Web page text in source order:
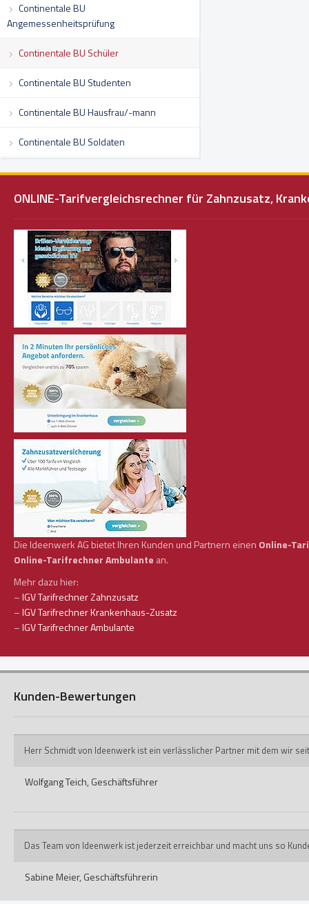
Continentale BU
Angemessenheitsprüfung
Continentale BU Schüler
Continentale BU Studenten
Continentale BU Hausfrau/-mann
Continentale BU Soldaten
ONLINE-Tarifvergleichsrechner für Zahnzusatz,
Die Ideenwerk AG bietet Ihren Kunden und Partnern einen Online-
Online-Tarifrechner Ambulante an.
Mehr dazu hier:
–IGV Tarifrechner Zahnzusatz
–IGV Tarifrechner Krankenhaus-Zusatz
–IGV Tarifrechner Ambulante
Kunden-Bewertungen
Herr Schmidt von Ideenwerk ist ein verlässlicher Partner mit dem wir
Wolfgang Teich, Geschäftsführer
Das Team von Ideenwerk ist jederzeit erreichbar und macht uns so
Sabine Meier, Geschäftsführerin